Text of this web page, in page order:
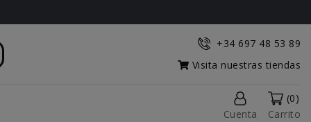
+34 697 48 53 89
Visita nuestras tiendas
Cuenta
(0)
Carrito